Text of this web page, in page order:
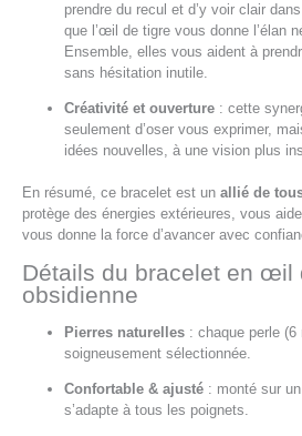
prendre du recul et d’y voir clair
que l’œil de tigre vous donne l’élan
Ensemble, elles vous aident à
sans hésitation inutile.
Créativité et ouverture : cette
seulement d’oser vous exprimer,
idées nouvelles, à une vision plus
En résumé, ce bracelet est un allié de
protège des énergies extérieures, vous
vous donne la force d’avancer avec
Détails du bracelet en œil
obsidienne
Pierres naturelles : chaque perle
soigneusement sélectionnée.
Confortable & ajusté : monté sur
s’adapte à tous les poignets.